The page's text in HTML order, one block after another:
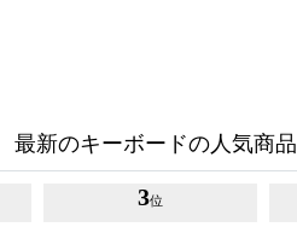
最新のキーボードの人気商品
3位